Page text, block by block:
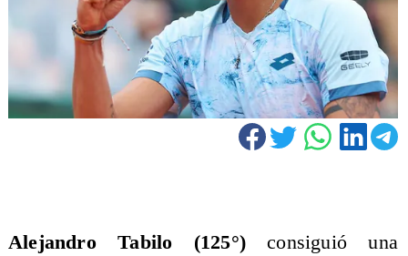
Alejandro Tabilo (125°)consiguió una